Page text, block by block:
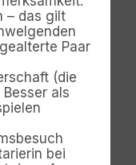
– das gilt
Paar
(die
als
bei